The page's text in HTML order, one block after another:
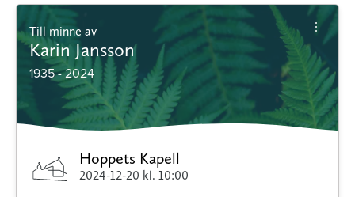
Till minne av
Karin Jansson
1935 - 2024
Hoppets Kapell
2024-12-20 kl. 10:00